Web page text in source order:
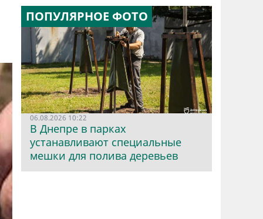
ПОПУЛЯРНОЕ ФОТО
06.08.2026 10:22
В Днепре в парках
устанавливают специальные
мешки для полива деревьев